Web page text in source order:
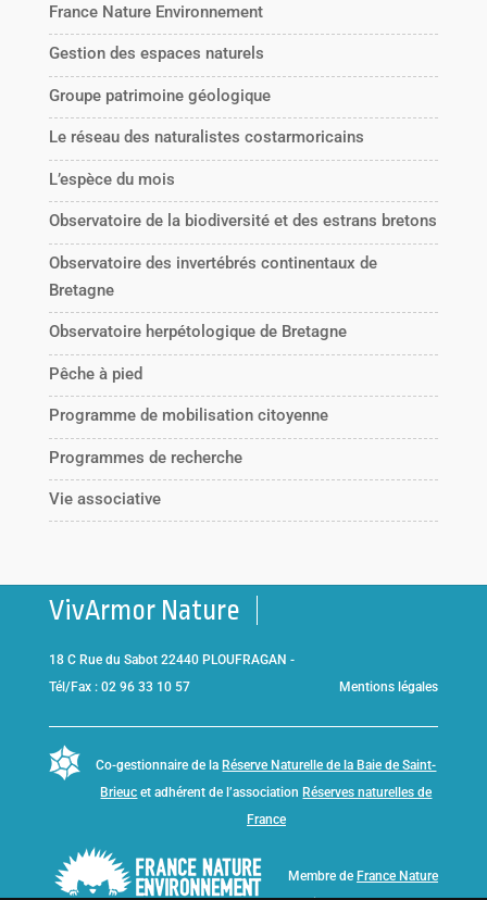
France Nature Environnement
Gestion des espaces naturels
Groupe patrimoine géologique
Le réseau des naturalistes costarmoricains
L’espèce du mois
Observatoire de la biodiversité et des estrans bretons
Observatoire des invertébrés continentaux de
Bretagne
Observatoire herpétologique de Bretagne
Pêche à pied
Programme de mobilisation citoyenne
Programmes de recherche
Vie associative
VivArmor Nature
18 C Rue du Sabot 22440 PLOUFRAGAN -
Tél/Fax : 02 96 33 10 57
Mentions légales
Co-gestionnaire de la Réserve Naturelle de la Baie de Saint-
Brieuc et adhérent de l’association Réserves naturelles de
France
Membre de France Nature